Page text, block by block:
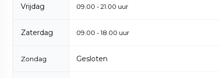
Vrijdag 09.00 - 21.00 uur
Zaterdag 09.00 - 18.00 uur
Zondag Gesloten